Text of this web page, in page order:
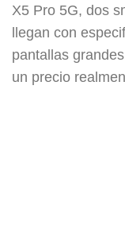
X5 Pro 5G, dos
llegan con
pantallas
un precio